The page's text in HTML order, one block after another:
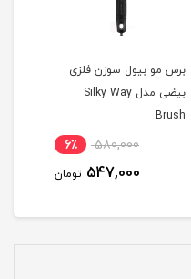
برس مو بیول سوزن فلزی
بیضی مدل Silky Way
Brush
580,000 6٪
547,000 تومان